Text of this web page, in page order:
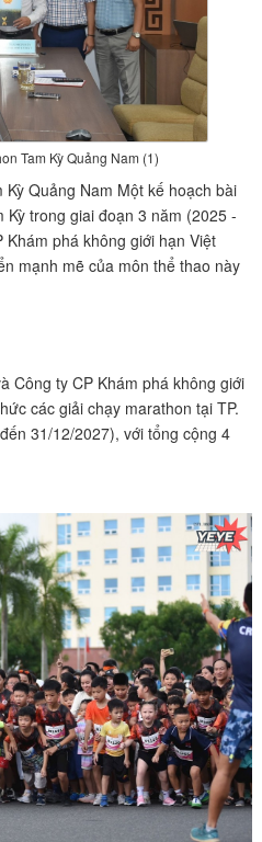
Tam Kỳ Quảng Nam (1)
Quảng Nam Một kế hoạch bài
trong giai đoạn 3 năm (2025 -
Khám phá không giới hạn Việt
mạnh mẽ của môn thể thao này
Công ty CP Khám phá không giới
các giải chạy marathon tại TP.
31/12/2027), với tổng cộng 4